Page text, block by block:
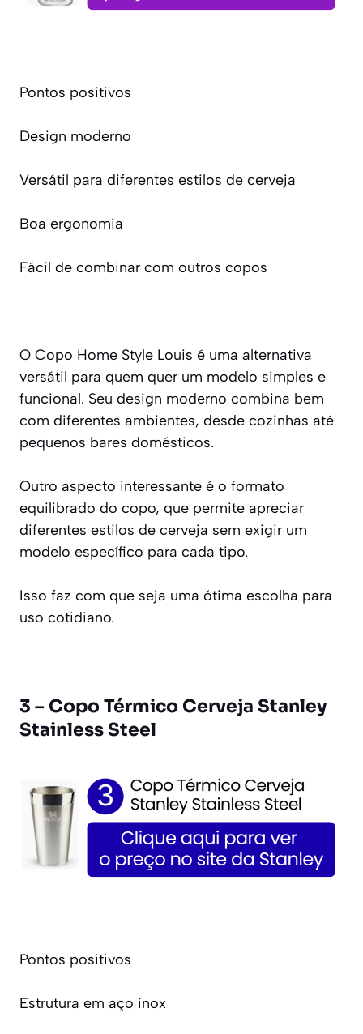
Pontos positivos
Design moderno
Versátil para diferentes estilos de cerveja
Boa ergonomia
Fácil de combinar com outros copos
O Copo Home Style Louis é uma alternativa
versátil para quem quer um modelo simples e
funcional. Seu design moderno combina bem
com diferentes ambientes, desde cozinhas até
pequenos bares domésticos.
Outro aspecto interessante é o formato
equilibrado do copo, que permite apreciar
diferentes estilos de cerveja sem exigir um
modelo específico para cada tipo.
Isso faz com que seja uma ótima escolha para
uso cotidiano.
3 – Copo Térmico Cerveja Stanley
Stainless Steel
Pontos positivos
Estrutura em aço inox